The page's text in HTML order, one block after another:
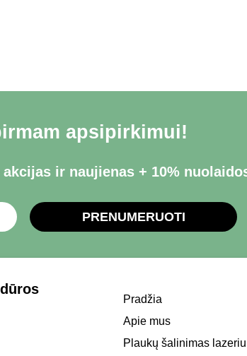
apsipirkimui!
ir naujienas + 10%
PRENUMERUOTI
Pradžia
Apie mus
Plaukų šalinimas lazeriu